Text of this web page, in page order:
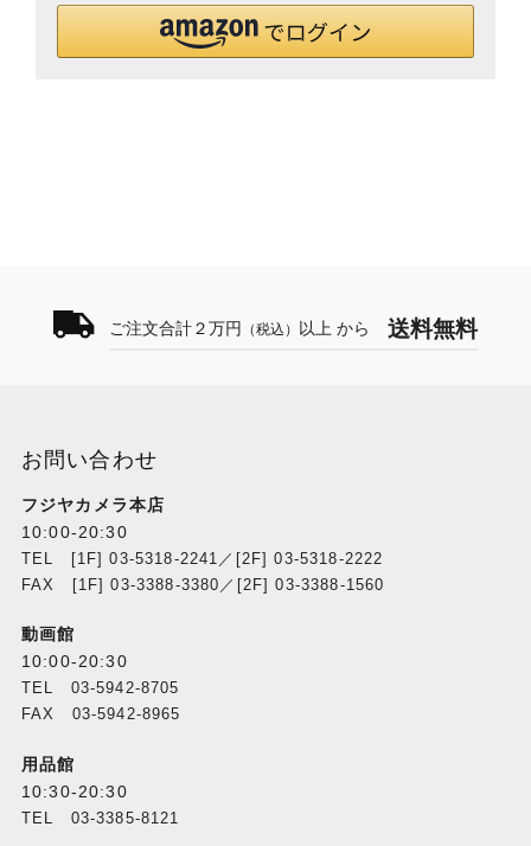
ご注文合計２万円 （税込） 以上 から 送料無料
お問い合わせ
フジヤカメラ本店
10:00-20:30
TEL [1F] 03-5318-2241／[2F] 03-5318-2222
FAX [1F] 03-3388-3380／[2F] 03-3388-1560
動画館
10:00-20:30
TEL 03-5942-8705
FAX 03-5942-8965
用品館
10:30-20:30
TEL 03-3385-8121